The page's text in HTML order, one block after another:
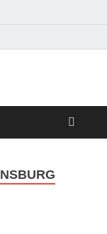
Music
Verlieben!